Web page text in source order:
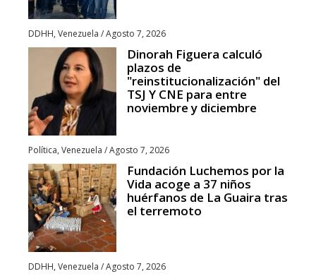
DDHH, Venezuela /Agosto 7, 2026
Dinorah Figuera calculó
plazos de
"reinstitucionalización" del
TSJ Y CNE para entre
noviembre y diciembre
Política, Venezuela /Agosto 7, 2026
Fundación Luchemos por la
Vida acoge a 37 niños
huérfanos de La Guaira tras
el terremoto
DDHH, Venezuela /Agosto 7, 2026